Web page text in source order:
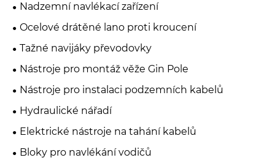
Nadzemní navlékací zařízení
Ocelové drátěné lano proti kroucení
Tažné navijáky převodovky
Nástroje pro montáž věže Gin Pole
Nástroje pro instalaci podzemních kabelů
Hydraulické nářadí
Elektrické nástroje na tahání kabelů
Bloky pro navlékání vodičů